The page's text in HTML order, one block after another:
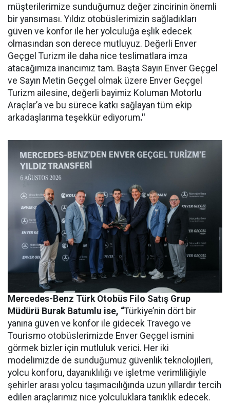
müşterilerimize sunduğumuz değer zincirinin önemli
bir yansıması. Yıldız otobüslerimizin sağladıkları
güven ve konfor ile her yolculuğa eşlik edecek
olmasından son derece mutluyuz. Değerli Enver
Geçgel Turizm ile daha nice teslimatlara imza
atacağımıza inancımız tam. Başta Sayın Enver Geçgel
ve Sayın Metin Geçgel olmak üzere Enver Geçgel
Turizm ailesine, değerli bayimiz Koluman Motorlu
Araçlar’a ve bu sürece katkı sağlayan tüm ekip
arkadaşlarıma teşekkür ediyorum."
Mercedes-Benz Türk Otobüs Filo Satış Grup
Müdürü Burak Batumlu ise, “Türkiye’nin dört bir
yanına güven ve konfor ile gidecek Travego ve
Tourismo otobüslerimizde Enver Geçgel ismini
görmek bizler için mutluluk verici. Her iki
modelimizde de sunduğumuz güvenlik teknolojileri,
yolcu konforu, dayanıklılığı ve işletme verimliliğiyle
şehirler arası yolcu taşımacılığında uzun yıllardır tercih
edilen araçlarımız nice yolculuklara tanıklık edecek.